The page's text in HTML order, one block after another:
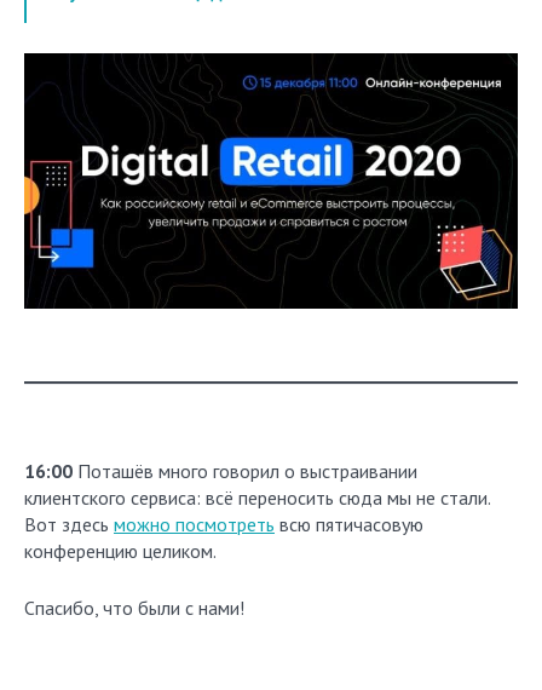
16:00 Поташёв много говорил о выстраивании
клиентского сервиса: всё переносить сюда мы не стали.
Вот здесь можно посмотреть всю пятичасовую
конференцию целиком.
Спасибо, что были с нами!